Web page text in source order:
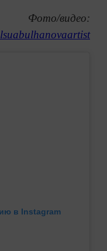
Фото/видео:
в Instagram